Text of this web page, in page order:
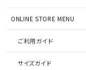
ONLINE STORE MENU
ご利用ガイド
サイズガイド